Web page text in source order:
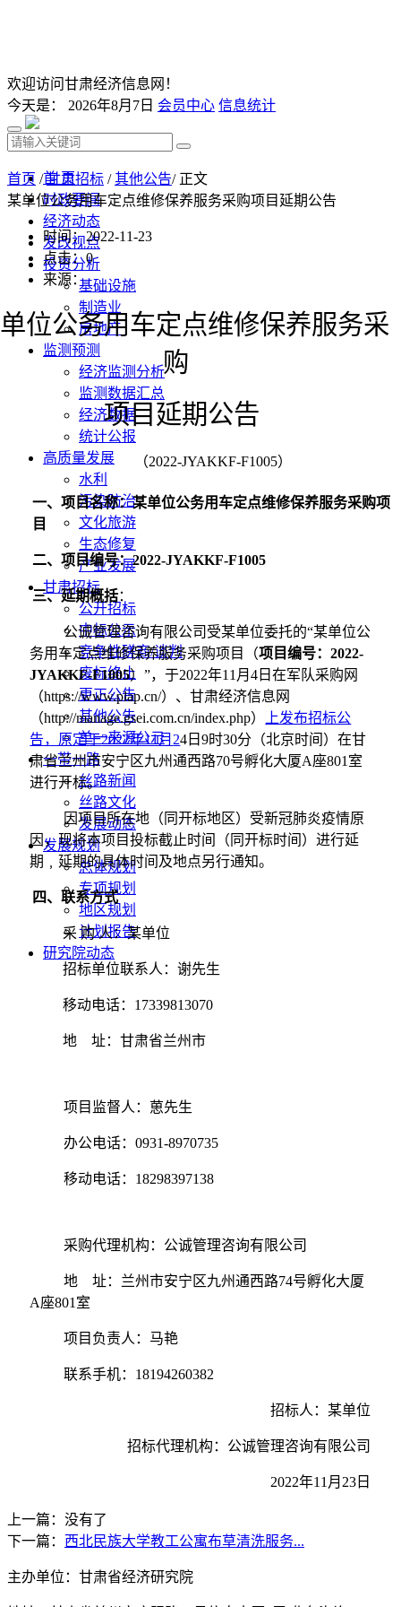
欢迎访问甘肃经济信息网！
今天是： 2026年8月7日 会员中心 信息统计
首 页
时政要闻
经济动态
发改视点
投资分析
基础设施
制造业
房地产
监测预测
经济监测分析
监测数据汇总
经济数据
统计公报
高质量发展
水利
污染防治
文化旅游
生态修复
产业发展
甘肃招标
公开招标
中标公示
竞争性磋商/谈判
废标终止
更正公告
其他公告
单一来源公示
一带一路
丝路新闻
丝路文化
发展动态
发展规划
总体规划
专项规划
地区规划
计划报告
研究院动态
首页 /甘肃招标 /其他公告/ 正文
某单位公务用车定点维修保养服务采购项目延期公告
时间：2022-11-23
点击：0
来源：
位公务用车定点维修保养服务采
购
项目延期公告
（2022-JYAKKF-F1005）
一、 项目名称：某单位公务用车定点维修保养服务采购项
目
二、项目编号：2022-JYAKKF-F1005
三、延期概括：
公诚管理咨询有限公司受某单位委托的“某单位公
务用车定点维修保养服务采购项目
（项目编号：2022-
JYAKKF-F1005）”，于2022年1 1 月4 日在军队采购网
（https://www.plap.cn/）、甘肃经济信息网
（http://manage.gsei.com.cn/index.php）
上发布招标公
告，原定于2022年11月 24 日9时30分（北京时间）在甘
肃省兰州市安宁区九州通西路70号孵化大厦A座801室
进行开标。
因项目所在地（同开标地区）受新冠肺炎疫情原
因，现将本项目投标截止时间（同开标时间）进行延
期﹐延期的具体时间及地点另行通知。
四、 联系方式
采 购 人：某单位
招标单位联系人：谢先生
移动电话： 17339813070
地 址：甘肃省兰州市
项目监督人：葸先生
办公电话： 0931-8970735
移动电话： 18298397138
采购代理机构：公诚管理咨询有限公司
地 址：兰州市安宁区九州通西路74号孵化大厦
A座801室
项目负责人：马艳
联系手机： 18194260382
招标人：某单位
招标代理机构：公诚管理咨询有限公司
2022年1 1 月 23日
上一篇：没有了
下一篇： 西北民族大学教工公寓布草清洗服务...
主办单位：甘肃省经济研究院